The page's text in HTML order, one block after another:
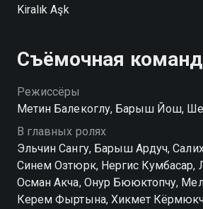
Kiralık Aşk
Съёмочная
Режиссёры
Метин Балекоглу, Барыш Йош,
В главных ролях
Эльчин Сангу, Барыш Ардуч,
Синем Озтюрк, Нергис Кумбасар,
Осман Акча, Онур Бююктопчу,
Керем Фыртына, Хикмет